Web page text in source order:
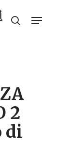
search
Menu
2
di